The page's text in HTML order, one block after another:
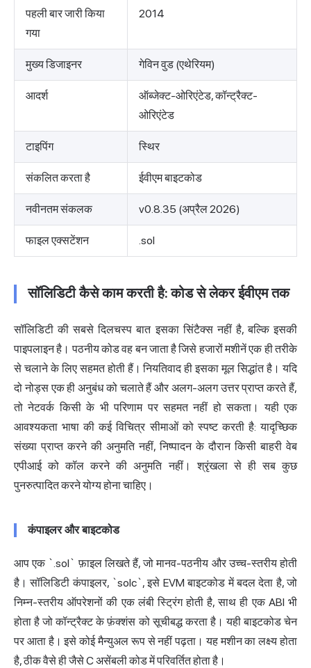
पहली बार जारी किया
गया
2014
मुख्य डिजाइनर गेविन वुड (एथेरियम)
आदर्श
ऑब्जेक्ट-ओरिएंटेड, कॉन्ट्रैक्ट-
ओरिएंटेड
टाइपिंग स्थिर
संकलित करता है ईवीएम बाइटकोड
नवीनतम संकलक v0.8.35 (अप्रैल 2026)
फाइल एक्सटेंशन .sol
सॉलिडिटी कैसे काम करती है: कोड से लेकर ईवीएम तक
सॉलिडिटी की सबसे दिलचस्प बात इसका सिंटैक्स नहीं है, बल्कि इसकी
पाइपलाइन है। पठनीय कोड वह बन जाता है जिसे हजारों मशीनें एक ही तरीके
से चलाने के लिए सहमत होती हैं। नियतिवाद ही इसका मूल सिद्धांत है। यदि
दो नोड्स एक ही अनुबंध को चलाते हैं और अलग-अलग उत्तर प्राप्त करते हैं,
तो नेटवर्क किसी के भी परिणाम पर सहमत नहीं हो सकता। यही एक
आवश्यकता भाषा की कई विचित्र सीमाओं को स्पष्ट करती है: यादृच्छिक
संख्या प्राप्त करने की अनुमति नहीं, निष्पादन के दौरान किसी बाहरी वेब
एपीआई को कॉल करने की अनुमति नहीं। श्रृंखला से ही सब कुछ
पुनरुत्पादित करने योग्य होना चाहिए।
कंपाइलर और बाइटकोड
आप एक `.sol` फ़ाइल लिखते हैं, जो मानव-पठनीय और उच्च-स्तरीय होती
है। सॉलिडिटी कंपाइलर, `solc`, इसे EVM बाइटकोड में बदल देता है, जो
निम्न-स्तरीय ऑपरेशनों की एक लंबी स्ट्रिंग होती है, साथ ही एक ABI भी
होता है जो कॉन्ट्रैक्ट के फ़ंक्शंस को सूचीबद्ध करता है। यही बाइटकोड चेन
पर आता है। इसे कोई मैन्युअल रूप से नहीं पढ़ता। यह मशीन का लक्ष्य होता
है, ठीक वैसे ही जैसे C असेंबली कोड में परिवर्तित होता है।